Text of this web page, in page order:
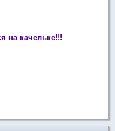
на качельке!!!